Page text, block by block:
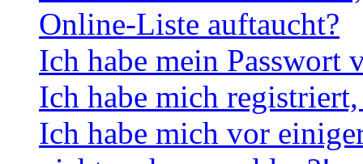
Online-Liste auftaucht?
Ich habe mein Passwort
Ich habe mich
Ich habe mich vor